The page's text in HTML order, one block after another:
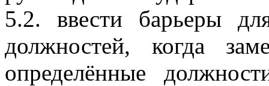
5.2. ввести барьеры
должностей, когда
определённые